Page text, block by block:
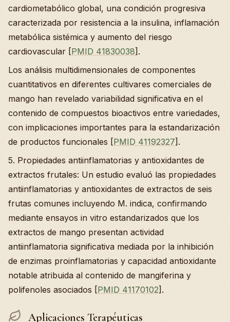
cardiometabólico global, una condición progresiva
caracterizada por resistencia a la insulina, inflamación
metabólica sistémica y aumento del riesgo
cardiovascular [PMID 41830038].
Los análisis multidimensionales de componentes
cuantitativos en diferentes cultivares comerciales de
mango han revelado variabilidad significativa en el
contenido de compuestos bioactivos entre variedades,
con implicaciones importantes para la estandarización
de productos funcionales [PMID 41192327].
5. Propiedades antiinflamatorias y antioxidantes de
extractos frutales: Un estudio evaluó las propiedades
antiinflamatorias y antioxidantes de extractos de seis
frutas comunes incluyendo M. indica, confirmando
mediante ensayos in vitro estandarizados que los
extractos de mango presentan actividad
antiinflamatoria significativa mediada por la inhibición
de enzimas proinflamatorias y capacidad antioxidante
notable atribuida al contenido de mangiferina y
polifenoles asociados [PMID 41170102].
Aplicaciones Terapéuticas